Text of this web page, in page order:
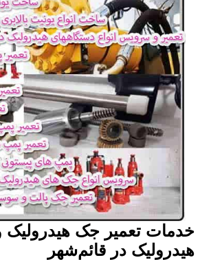
خدمات تعمیر جک
هیدرولیک در قائم‌شهر